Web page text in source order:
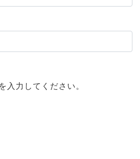
入力してください。